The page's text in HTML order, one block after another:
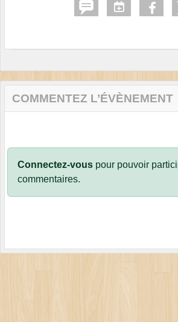
COMMENTEZ L’ÉVÈNEMENT
Connectez-vous pour pouvoir
commentaires.